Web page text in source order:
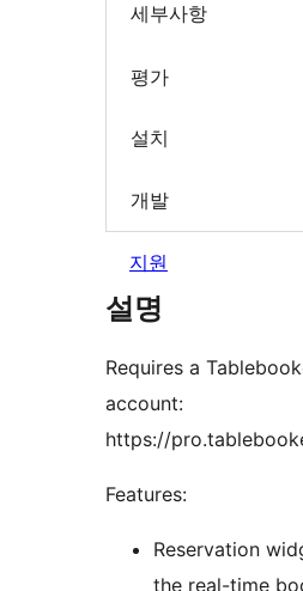
세부사항
평가
설치
개발
지원
설명
Requires a
account:
https://
Features:
Reservation
the real-time